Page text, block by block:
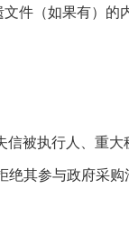
件（如果有）的
信被执行人、重大
其参与政府采购